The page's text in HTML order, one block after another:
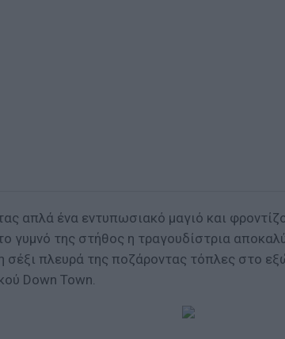
απλά ένα εντυπωσιακό μαγιό και
γυμνό της στήθος η τραγουδίστρια
σέξι πλευρά της ποζάροντας τόπλες στο
Down Town.